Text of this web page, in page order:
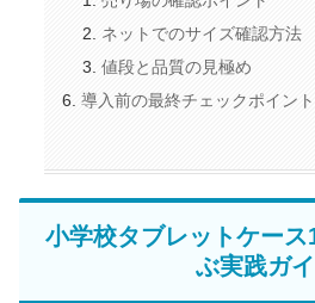
ネットでのサイズ確認方法
値段と品質の見極め
導入前の最終チェックポイント
小学校タブレットケー
ぶ実践ガ